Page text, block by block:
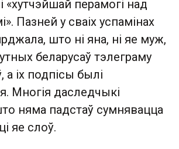
«хутчэйшай перамогі над
Пазней у сваіх успамінах
што ні яна, ні яе муж,
беларусаў тэлеграму
а іх подпісы былі
Многія даследчыкі
няма падстаў сумнявацца
яе слоў.